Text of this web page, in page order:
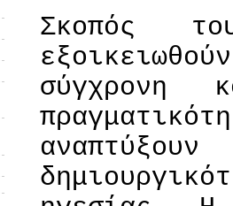
Σκοπός
σύγχρονη